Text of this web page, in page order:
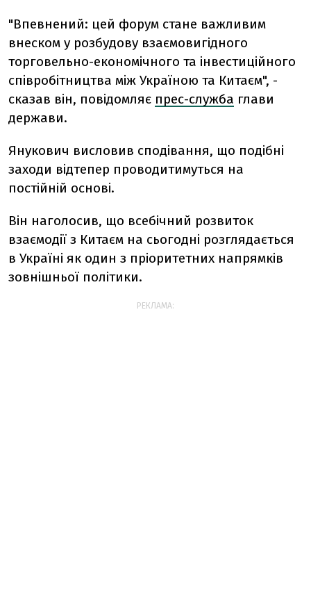
"Впевнений: цей форум стане важливим
внеском у розбудову взаємовигідного
торговельно-економічного та інвестиційного
співробітництва між Україною та Китаєм", -
сказав він, повідомляє прес-служба глави
держави.
Янукович висловив сподівання, що подібні
заходи відтепер проводитимуться на
постійній основі.
Він наголосив, що всебічний розвиток
взаємодії з Китаєм на сьогодні розглядається
в Україні як один з пріоритетних напрямків
зовнішньої політики.
РЕКЛАМА: